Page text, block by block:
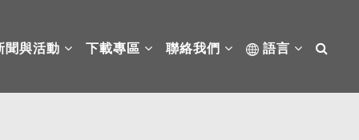
聞與活動 下載專區 聯絡我們 語言